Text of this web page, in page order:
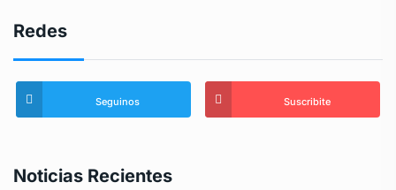
Redes
Seguinos Suscribite
Noticias Recientes